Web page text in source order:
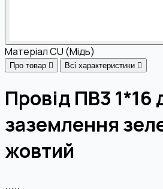
МатеріалCU (Мідь)
Про товар Всі характеристики
Провід ПВ3 1*16
заземлення
жовтий